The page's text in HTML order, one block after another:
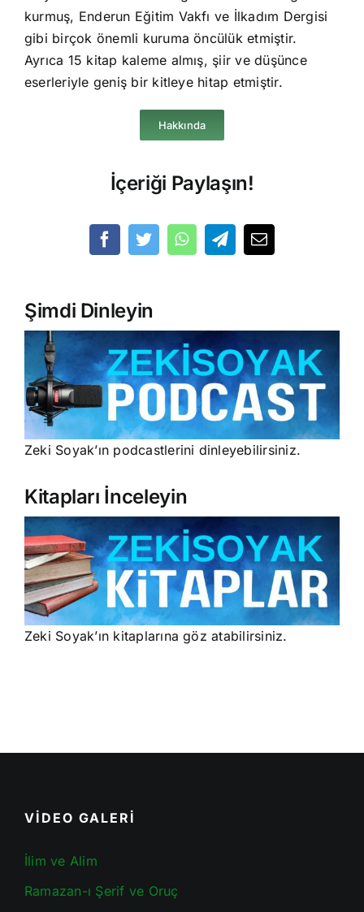
kurmuş, Enderun Eğitim Vakfı ve İlkadım Dergisi
gibi birçok önemli kuruma öncülük etmiştir.
Ayrıca 15 kitap kaleme almış, şiir ve düşünce
eserleriyle geniş bir kitleye hitap etmiştir.
Hakkında
İçeriği Paylaşın!
Şimdi Dinleyin
Zeki Soyak’ın podcastlerini dinleyebilirsiniz.
Kitapları İnceleyin
Zeki Soyak’ın kitaplarına göz atabilirsiniz.
VİDEO GALERİ
İlim ve Alim
Ramazan-ı Şerif ve Oruç